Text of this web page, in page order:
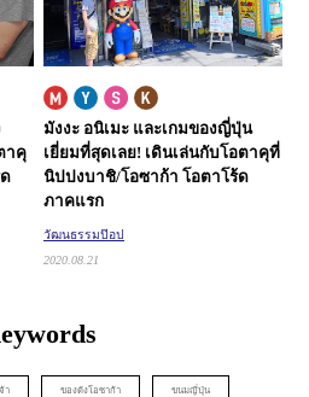
าคุ
มังงะ อนิเมะ และเกมของญี่ปุ่น
เยี่ยมที่สุดเลย! เดินเล่นกับโอตาคุที่
นิปปงบาชิ/โอซาก้า โอตาโร้ด
ภาคแรก
วัฒนธรรมป๊อป
2020.08.21
า ของดังโอซาก้า ขนมญี่ปุ่น